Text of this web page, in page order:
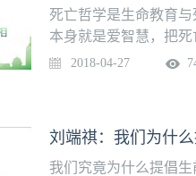
死亡哲学是生命教育
本身就是爱智慧，把
扩展死亡认知、叩问
天我们要向死而生，
今天我们要祛除生理
2018-04-27
刘端祺：我们为什
我们究竟为什么提倡